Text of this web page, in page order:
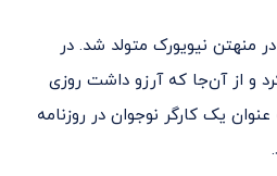
مورتیمر جروم ادلر سال ۱۹۰۲ در منهتن نیویورک متولد شد. در
و از آن‌جا که آرزو داشت روزی
یک کارگر نوجوان در روزنامه